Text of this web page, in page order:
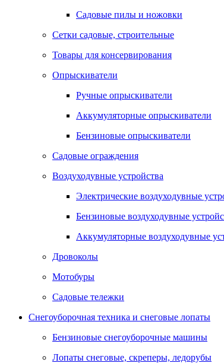
Садовые пилы и ножовки
Сетки садовые, строительные
Товары для консервирования
Опрыскиватели
Ручные опрыскиватели
Аккумуляторные опрыскиватели
Бензиновые опрыскиватели
Садовые ограждения
Воздуходувные устройства
Электрические воздуходувные
Бензиновые воздуходувные
Аккумуляторные воздуходувные
Дровоколы
Мотобуры
Садовые тележки
Снегоуборочная техника и снеговые лопаты
Бензиновые снегоуборочные машины
Лопаты снеговые, скреперы, ледорубы